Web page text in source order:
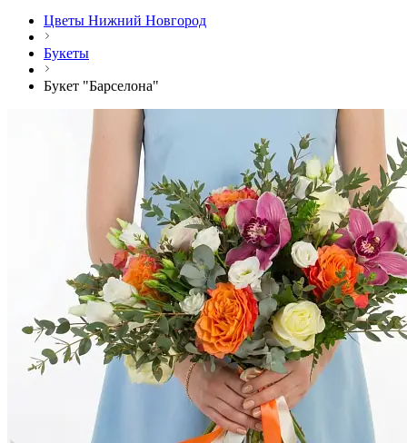
Цветы Нижний Новгород
Букеты
Букет "Барселона"